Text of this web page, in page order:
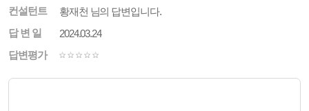
컨설턴트
황재천 님의 답변입니다.
답 변 일
2024.03.24
답변평가